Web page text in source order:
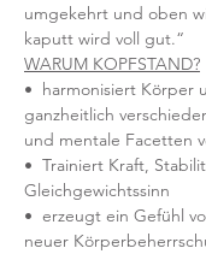
umgekehrt und oben
kaputt wird voll gut.“
WARUM KOPFSTAND?
•  harmonisiert Körper
ganzheitlich
und mentale Facetten
•  Trainiert Kraft,
Gleichgewichtssinn
•  erzeugt ein Gefühl
neuer